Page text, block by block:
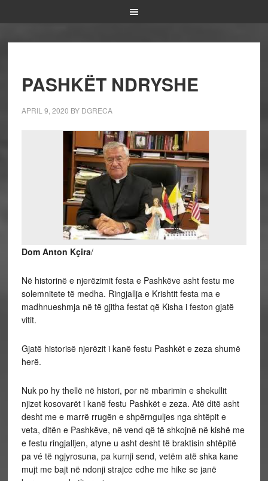
PASHKËT NDRYSHE
APRIL 9, 2020 BY DGRECA
Dom Anton Kçira/
Në historinë e njerëzimit festa e Pashkëve asht festu me
solemnitete të medha. Ringjallja e Krishtit festa ma e
madhnueshmja në të gjitha festat që Kisha i feston gjatë
vitit.
Gjatë historisë njerëzit i kanë festu Pashkët e zeza shumë
herë.
Nuk po hy thellë në histori, por në mbarimin e shekullit
njizet kosovarët i kanë festu Pashkët e zeza. Atë ditë asht
desht me e marrë rrugën e shpërnguljes nga shtëpit e
veta, ditën e Pashkëve, në vend që të shkojnë në kishë me
e festu ringjalljen, atyne u asht desht të braktisin shtëpitë
pa vé të ngjyrosuna, pa kurnji send, vetëm atë shka kane
mujt me bajt në ndonji strajce edhe me hike se janë